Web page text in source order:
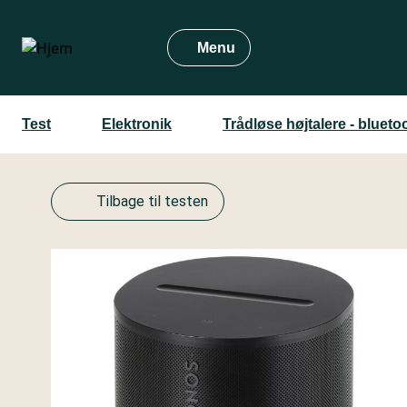
hovedindhold
Menu
Test Elektronik Trådløse højtalere -
Tilbage til testen